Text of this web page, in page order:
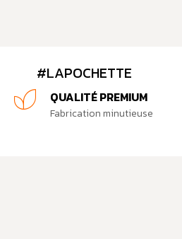
#LAPOCHETTE
QUALITÉ PREMIUM
Fabrication minutieuse